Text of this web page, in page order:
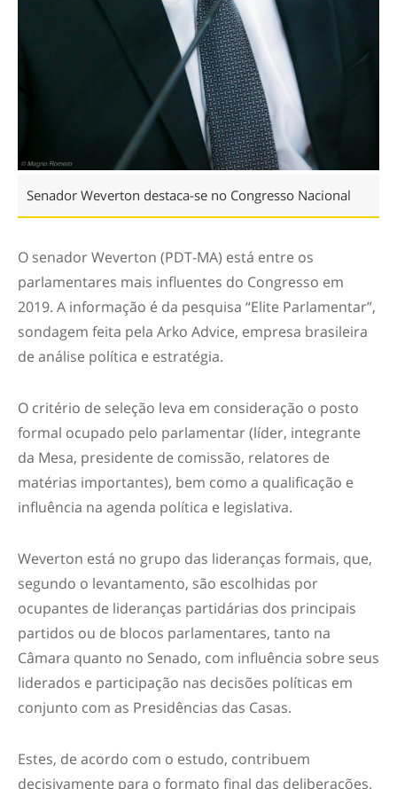
Senador Weverton destaca-se no Congresso Nacional
O senador Weverton (PDT-MA) está entre os
parlamentares mais influentes do Congresso em
2019. A informação é da pesquisa “Elite Parlamentar”,
sondagem feita pela Arko Advice, empresa brasileira
de análise política e estratégia.
O critério de seleção leva em consideração o posto
formal ocupado pelo parlamentar (líder, integrante
da Mesa, presidente de comissão, relatores de
matérias importantes), bem como a qualificação e
influência na agenda política e legislativa.
Weverton está no grupo das lideranças formais, que,
segundo o levantamento, são escolhidas por
ocupantes de lideranças partidárias dos principais
partidos ou de blocos parlamentares, tanto na
Câmara quanto no Senado, com influência sobre seus
liderados e participação nas decisões políticas em
conjunto com as Presidências das Casas.
Estes, de acordo com o estudo, contribuem
decisivamente para o formato final das deliberações.